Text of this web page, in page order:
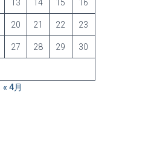
13 14 15 16
20 21 22 23
27 28 29 30
« 4月